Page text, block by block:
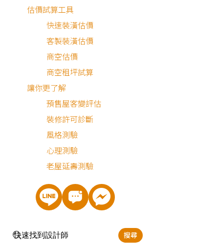
估價試算工具
快速裝潢估價
客製裝潢估價
商空估價
商空租坪試算
讓你更了解
預售屋客變評估
裝修許可診斷
風格測驗
心理測驗
老屋延壽測驗
搜尋
兩人討論過後，選擇以工業風做為基調，再融合其他業主喜
的元素，展現其生活品味。另外，業主格外重視材料的選擇
在板材方面選用德國E1系統板、F0碳化合板，以及德國無毒
礦物漆、日本防焰壁布等等，打造健康且安全的居家環境。
海濱生活
棕色原木為基底
倉門、窗簾盒、壁板等等，透過顏色的銜接，在多樣化的元
下仍保持一性，視覺上繽紛而不繁雜，而這種溫暖的色調也
工業風非常具代表性的重點特色，再配上特殊造型的吊燈，